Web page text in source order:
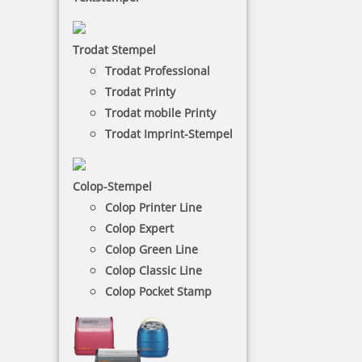
Trodat Stempel
Trodat Professional
Trodat Printy
Trodat mobile Printy
Trodat Imprint-Stempel
Colop-Stempel
Colop Printer Line
Colop Expert
Colop Green Line
Colop Classic Line
Colop Pocket Stamp
Der Colop Printer ist ein Selbstfärber, der bereits
über ein integriertes Stempelkissen verfügt.
NACH WUNSCHSTEMPEL FILTERN
€-
12 Artikel in der Kategorie